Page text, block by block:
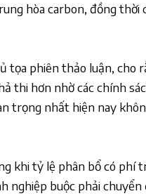
hòa carbon, đồng thời
tọa phiên thảo luận, cho
thi hơn nhờ các chính
trọng nhất hiện nay
khi tỷ lệ phân bổ có
nghiệp buộc phải